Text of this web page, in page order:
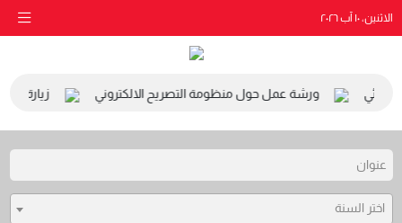
الاثنين، ١٠ آب ٢٠٢٦
ورشة عمل حول منظومة التصريح الالكتروني زيارة
اختر السنة